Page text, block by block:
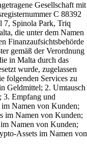
Gesellschaft mit
C 88392
7, Spinola Park, Triq
die unter dem Namen
Finanzaufsichtsbehörde
gemäß der Verordnung
in Malta durch das
wurde, zugelassen
folgenden Services zu
Geldmittel; 2. Umtausch
3. Empfang und
Namen von Kunden;
im Namen von Kunden;
Namen von Kunden;
Assets im Namen von